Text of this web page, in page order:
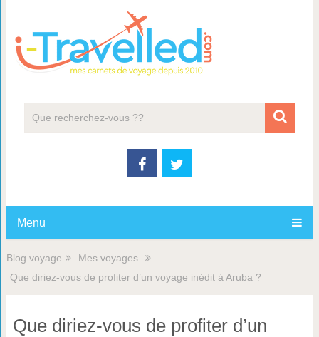
Menu
Blog voyage
Mes voyages
Que diriez-vous de profiter d’un voyage inédit à Aruba ?
Que diriez-vous de profiter d’un